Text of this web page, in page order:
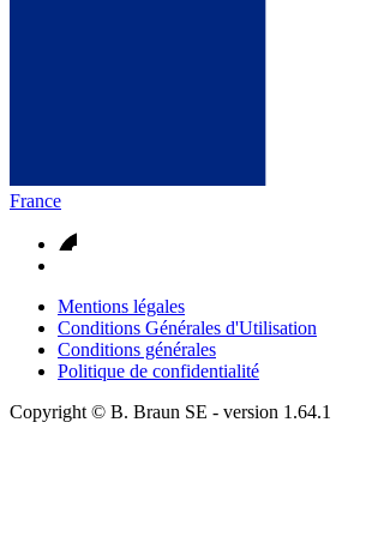
France
Mentions légales
Conditions Générales d'Utilisation
Conditions générales
Politique de confidentialité
Copyright © B. Braun SE - version 1.64.1